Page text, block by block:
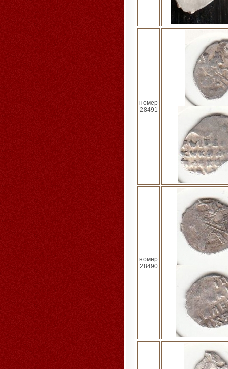
номер
28491
номер
28490